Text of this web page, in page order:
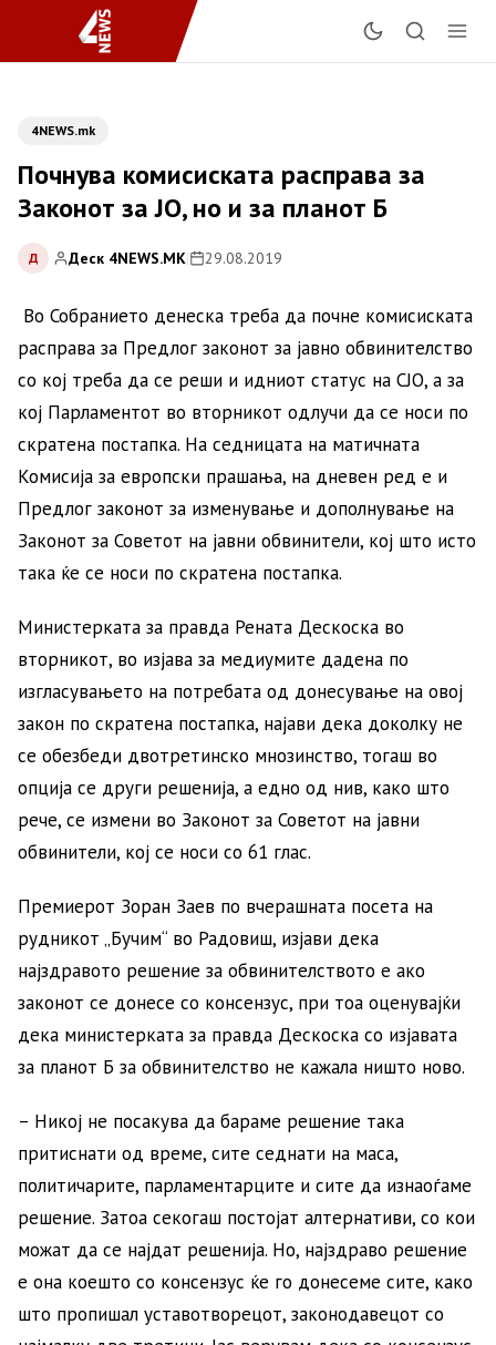
4NEWS.mk
Почнува комисиската расправа за
Законот за ЈО, но и за планот Б
Д Деск 4NEWS.MK| 29.08.2019
Во Собранието денеска треба да почне комисиската
расправа за Предлог законот за јавно обвинителство
со кој треба да се реши и идниот статус на СЈО, а за
кој Парламентот во вторникот одлучи да се носи по
скратена постапка. На седницата на матичната
Комисија за европски прашања, на дневен ред е и
Предлог законот за изменување и дополнување на
Законот за Советот на јавни обвинители, кој што исто
така ќе се носи по скратена постапка.
Министерката за правда Рената Дескоска во
вторникот, во изјава за медиумите дадена по
изгласувањето на потребата од донесување на овој
закон по скратена постапка, најави дека доколку не
се обезбеди двотретинско мнозинство, тогаш во
опција се други решенија, а едно од нив, како што
рече, се измени во Законот за Советот на јавни
обвинители, кој се носи со 61 глас.
Премиерот Зоран Заев по вчерашната посета на
рудникот „Бучим“ во Радовиш, изјави дека
најздравото решение за обвинителството е ако
законот се донесе со консензус, при тоа оценувајќи
дека министерката за правда Дескоска со изјавата
за планот Б за обвинителство не кажала ништо ново.
– Никој не посакува да бараме решение така
притиснати од време, сите седнати на маса,
политичарите, парламентарците и сите да изнаоѓаме
решение. Затоа секогаш постојат алтернативи, со кои
можат да се најдат решенија. Но, најздраво решение
е она коешто со консензус ќе го донесеме сите, како
што пропишал уставотворецот, законодавецот со